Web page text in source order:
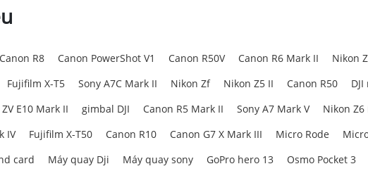
Canon R8 Canon PowerShot V1 Canon R50V Canon R6 Mark II Nikon
Fujifilm X-T5 Sony A7C Mark II Nikon Zf Nikon Z5 II Canon R50
E10 Mark II gimbal DJI Canon R5 Mark II Sony A7 Mark V Nikon Z6
IV Fujifilm X-T50 Canon R10 Canon G7 X Mark III Micro Rode
card Máy quay Dji Máy quay sony GoPro hero 13 Osmo Pocket 3